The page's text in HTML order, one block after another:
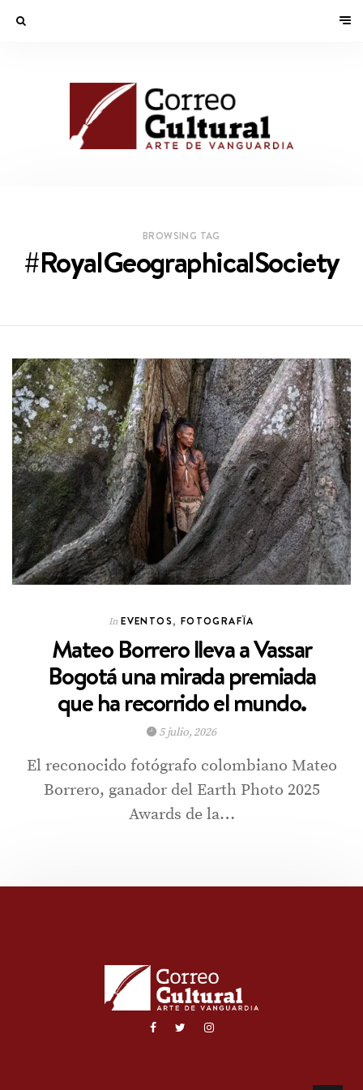
BROWSING TAG
#RoyalGeographicalSociety
In EVENTOS, FOTOGRAFÏA
Mateo Borrero lleva a Vassar
Bogotá una mirada premiada
que ha recorrido el mundo.
5 julio, 2026
El reconocido fotógrafo colombiano Mateo
Borrero, ganador del Earth Photo 2025
Awards de la…